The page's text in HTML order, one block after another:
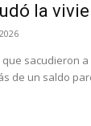
la
sacudieron
de un saldo